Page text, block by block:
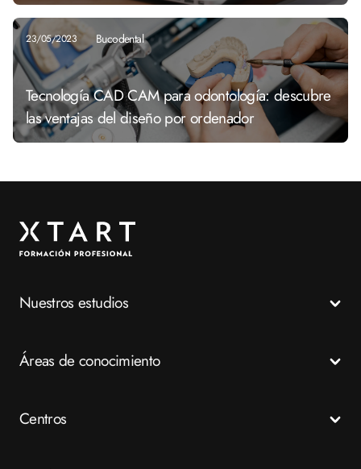
23/05/2023 Bucodental
Tecnología CAD CAM para odontología: descubre
las ventajas del diseño por ordenador
Nuestros estudios
Grados Medios
Especializaciones
Áreas de conocimiento
Emergencias
Centros